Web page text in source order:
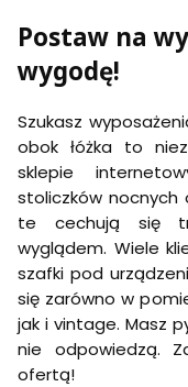
Postaw na
wygodę!
Szukasz
obok łóżka to
sklepie
stoliczków nocnych
te cechują się
wyglądem. Wiele
szafki pod
się zarówno w
jak i vintage. Masz
nie odpowiedzą.
ofertą!